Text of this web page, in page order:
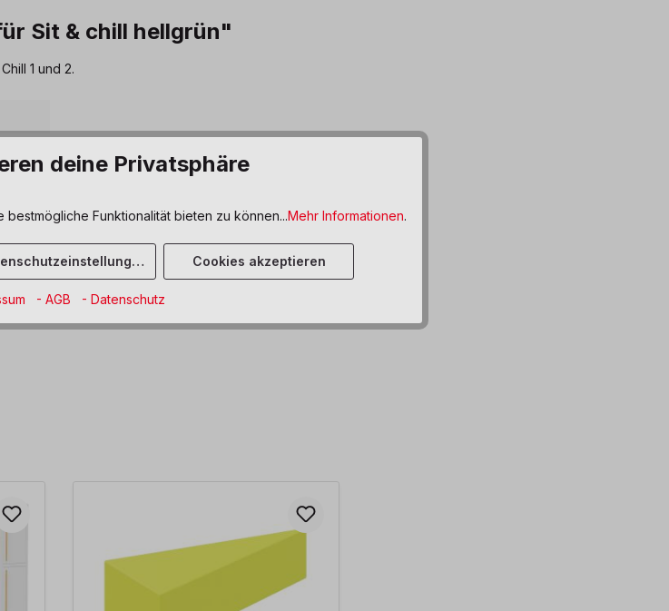
Sit & chill hellgrün"
1 und 2.
deine Privatsphäre
Funktionalität bieten zu können...Mehr Informationen.
Cookies akzeptieren
- AGB - Datenschutz